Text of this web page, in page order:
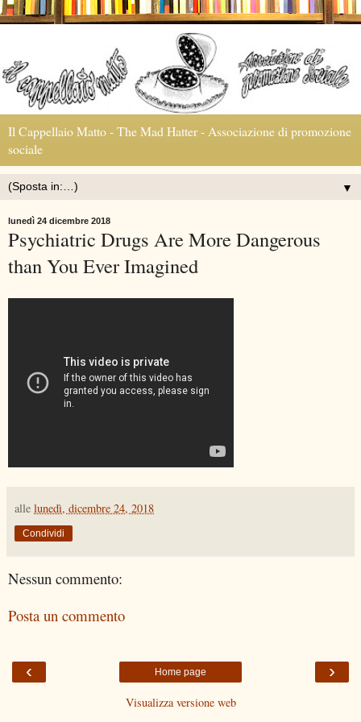
Il Cappellaio Matto - The Mad Hatter - Associazione di promozione
sociale
▼
lunedì 24 dicembre 2018
Psychiatric Drugs Are More Dangerous
than You Ever Imagined
alle lunedì, dicembre 24, 2018
Condividi
Nessun commento:
Posta un commento
‹ ›
Home page
Visualizza versione web